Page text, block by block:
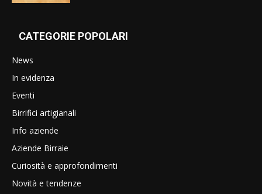
CATEGORIE POPOLARI
News
In evidenza
Eventi
Birrifici artigianali
Info aziende
Aziende Birraie
Curiosità e approfondimenti
Novità e tendenze